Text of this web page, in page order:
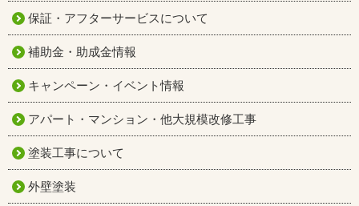
保証・アフターサービスについて
補助金・助成金情報
キャンペーン・イベント情報
アパート・マンション・他大規模改修工事
塗装工事について
外壁塗装